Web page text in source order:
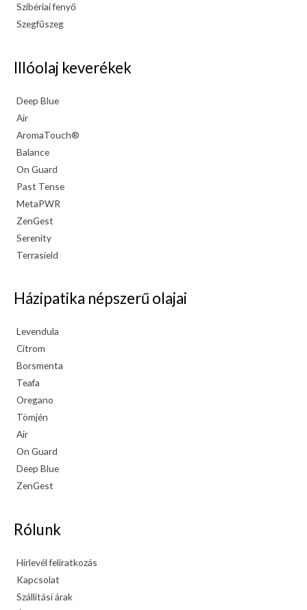
Szibériai fenyő
Szegfűszeg
Illóolaj keverékek
Deep Blue
Air
AromaTouch®
Balance
On Guard
Past Tense
MetaPWR
ZenGest
Serenity
Terrasield
Házipatika népszerű olajai
Levendula
Citrom
Borsmenta
Teafa
Oregano
Tömjén
Air
On Guard
Deep Blue
ZenGest
Rólunk
Hírlevél feliratkozás
Kapcsolat
Szállítási árak